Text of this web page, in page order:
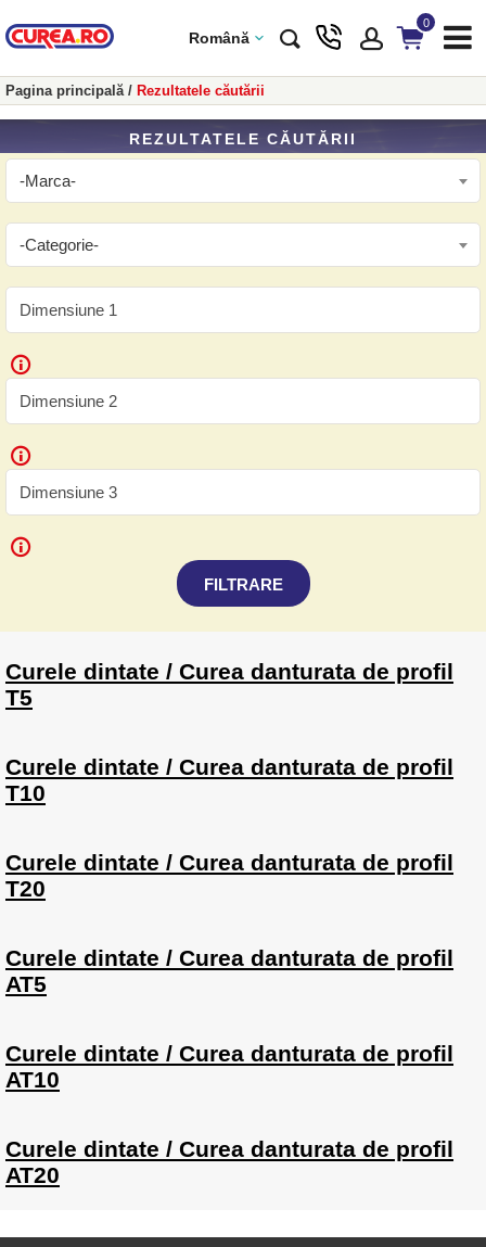
Română
0
Pagina principală/ Rezultatele căutării
REZULTATELE CĂUTĂRII
-Marca-
-Categorie-
FILTRARE
Curele dintate / Curea danturata de profil
T5
Curele dintate / Curea danturata de profil
T10
Curele dintate / Curea danturata de profil
T20
Curele dintate / Curea danturata de profil
AT5
Curele dintate / Curea danturata de profil
AT10
Curele dintate / Curea danturata de profil
AT20